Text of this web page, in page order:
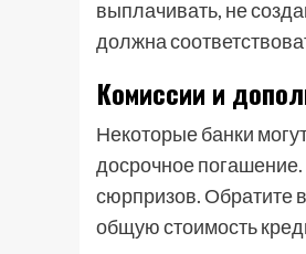
выплачивать, не
должна
Комиссии и
Некоторые банки
досрочное
сюрпризов. Обратите
общую стоимость